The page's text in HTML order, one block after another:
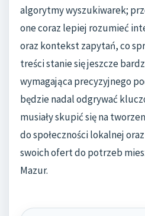
algorytmy wyszukiwarek;
one coraz lepiej rozumieć
oraz kontekst zapytań, co
treści stanie się jeszcze
wymagająca precyzyjnego
będzie nadal odgrywać
musiały skupić się na
do społeczności lokalnej
swoich ofert do potrzeb
Mazur.